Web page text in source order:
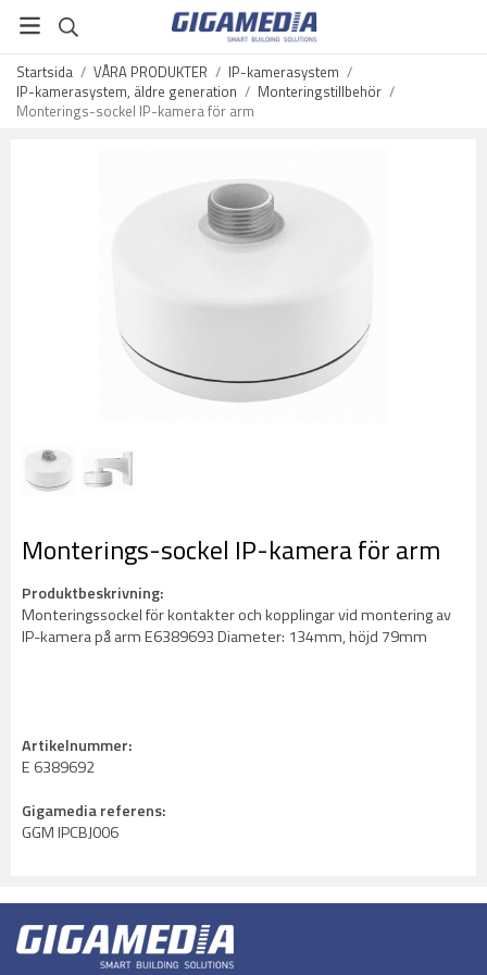
Startsida / VÅRA PRODUKTER / IP-kamerasystem /
IP-kamerasystem, äldre generation / Monteringstillbehör /
Monterings-sockel IP-kamera för arm
Monterings-sockel IP-kamera för arm
Produktbeskrivning:
Monteringssockel för kontakter och kopplingar vid montering av
IP-kamera på arm E6389693 Diameter: 134mm, höjd 79mm
Artikelnummer:
E 6389692
Gigamedia referens:
GGM IPCBJ006